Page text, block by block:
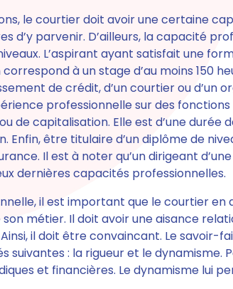
le courtier doit avoir une certaine
d’y parvenir. D’ailleurs, la capacité
L’aspirant ayant satisfait une
à un stage d’au moins 150
de crédit, d’un courtier ou d’un
professionnelle sur des
de capitalisation. Elle est d’une durée
Enfin,être titulaire d’un diplôme de
Il est à noter qu’un dirigeant
dernières capacités professionnelles.
il est important que le courtier en
son métier. Il doit avoir une aisance
il doit être convaincant. Le savoir-
suivantes : la rigueur et le dynamisme.
et financières. Le dynamisme lui